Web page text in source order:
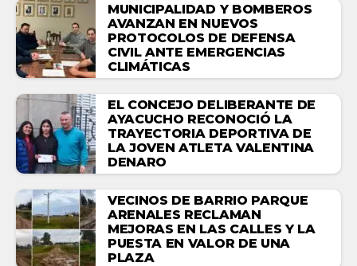
MUNICIPALIDAD Y BOMBEROS
AVANZAN EN NUEVOS
PROTOCOLOS DE DEFENSA
CIVIL ANTE EMERGENCIAS
CLIMÁTICAS
EL CONCEJO DELIBERANTE DE
AYACUCHO RECONOCIÓ LA
TRAYECTORIA DEPORTIVA DE
LA JOVEN ATLETA VALENTINA
DENARO
VECINOS DE BARRIO PARQUE
ARENALES RECLAMAN
MEJORAS EN LAS CALLES Y LA
PUESTA EN VALOR DE UNA
PLAZA